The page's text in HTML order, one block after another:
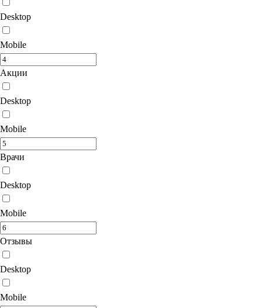
Desktop
Mobile
Акции
Desktop
Mobile
Врачи
Desktop
Mobile
Отзывы
Desktop
Mobile